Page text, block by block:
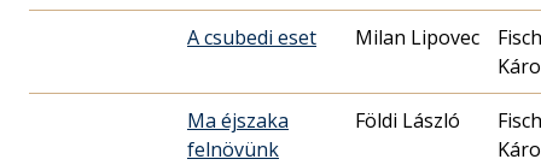
A csubedi eset Milan Lipovec
Ma éjszaka
felnövünk
Földi László